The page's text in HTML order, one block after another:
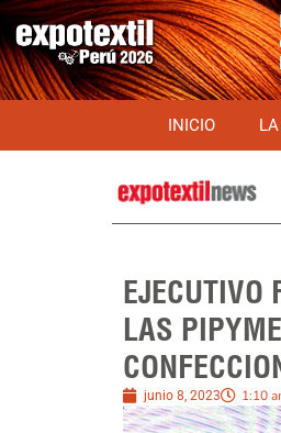
INICIO
EJECUTIVO
LAS
junio 8, 2023 1:10